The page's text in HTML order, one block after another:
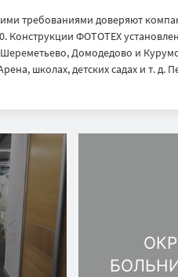
требованиями доверяют
Конструкции ФОТОТЕХ
Домодедово и
школах, детских садах и т. д.